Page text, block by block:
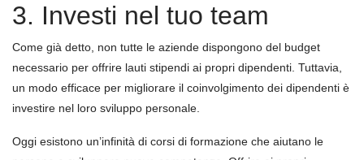
3. Investi nel tuo team
Come già detto, non tutte le aziende dispongono del budget
necessario per offrire lauti stipendi ai propri dipendenti. Tuttavia,
un modo efficace per migliorare il coinvolgimento dei dipendenti è
investire nel loro sviluppo personale.
Oggi esistono un’infinità di corsi di formazione che aiutano le